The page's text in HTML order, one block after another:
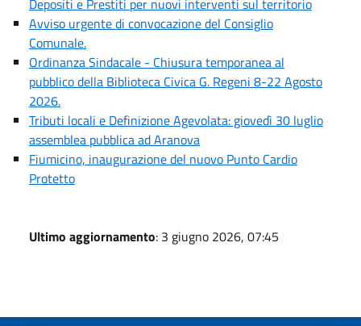
Depositi e Prestiti per nuovi interventi sul territorio
Avviso urgente di convocazione del Consiglio
Comunale.
Ordinanza Sindacale - Chiusura temporanea al
pubblico della Biblioteca Civica G. Regeni 8-22 Agosto
2026.
Tributi locali e Definizione Agevolata: giovedì 30 luglio
assemblea pubblica ad Aranova
Fiumicino, inaugurazione del nuovo Punto Cardio
Protetto
Ultimo aggiornamento: 3 giugno 2026, 07:45